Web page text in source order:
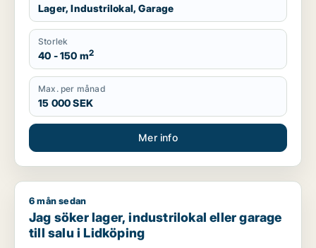
Lager, Industrilokal, Garage
Storlek
40 - 150 m2
Max. per månad
15 000 SEK
Mer info
Jag söker lager, industrilokal eller garage till salu i Lidköping
6 mån sedan
Jag söker lager, industrilokal eller garage
till salu i Lidköping